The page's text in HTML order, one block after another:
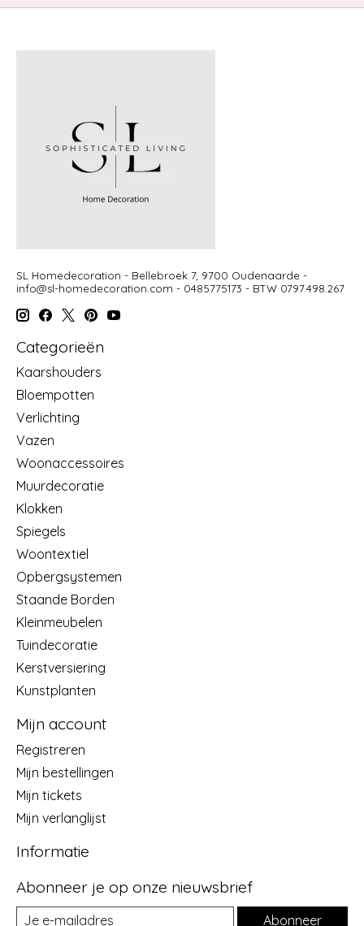
SL Homedecoration - Bellebroek 7, 9700 Oudenaarde -
info@sl-homedecoration.com - 0485775173 - BTW 0797.498.267
Categorieën
Kaarshouders
Bloempotten
Verlichting
Vazen
Woonaccessoires
Muurdecoratie
Klokken
Spiegels
Woontextiel
Opbergsystemen
Staande Borden
Kleinmeubelen
Tuindecoratie
Kerstversiering
Kunstplanten
Mijn account
Registreren
Mijn bestellingen
Mijn tickets
Mijn verlanglijst
Informatie
Abonneer je op onze nieuwsbrief
Abonneer